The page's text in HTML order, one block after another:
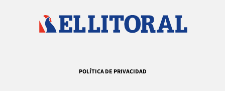
POLÍTICA DE PRIVACIDAD